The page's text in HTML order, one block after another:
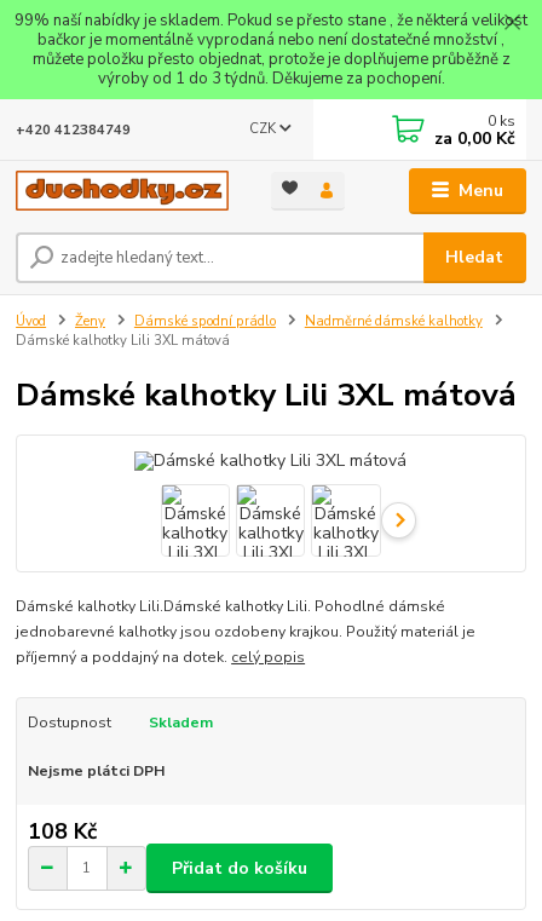
99% naší nabídky je skladem. Pokud se přesto stane , že některá velikost
bačkor je momentálně vyprodaná nebo není dostatečné množství ,
můžete položku přesto objednat, protože je doplňujeme průběžně z
výroby od 1 do 3 týdnů. Děkujeme za pochopení.
Menu
CZK
Hledat
+420 412384749 0 ks
za 0,00 Kč
Úvod Ženy Dámské spodní prádlo
Nadměrné dámské kalhotky
Dámské kalhotky Lili 3XL mátová
Dámské kalhotky Lili 3XL mátová
Dámské kalhotky Lili.Dámské kalhotky Lili. Pohodlné dámské
jednobarevné kalhotky jsou ozdobeny krajkou. Použitý materiál je
příjemný a poddajný na dotek. celý popis
Dostupnost Skladem
Nejsme plátci DPH
108 Kč
Přidat do košíku